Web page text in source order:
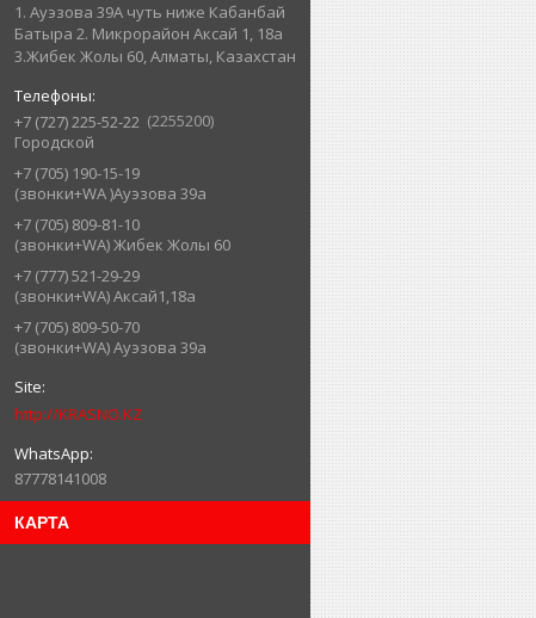
1. Ауэзова 39А чуть ниже Кабанбай
Батыра ㅤㅤㅤㅤㅤㅤㅤㅤㅤㅤㅤㅤㅤㅤ2. ​Микрорайон Аксай 1, 18а
3.Жибек Жолы 60, Алматы, Казахстан
+7 (727) 225-52-22 2255200
Городской
+7 (705) 190-15-19
(звонки+WA )Ауэзова 39а
+7 (705) 809-81-10
(звонки+WA) Жибек Жолы 60
+7 (777) 521-29-29
(звонки+WA) Аксай1,18а
+7 (705) 809-50-70
(звонки+WA) Ауэзова 39а
http://KRASNO.KZ
87778141008
КАРТА